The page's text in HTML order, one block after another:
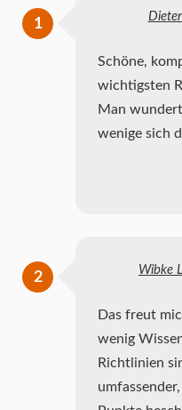
Schöne,
wichtigsten
Man
wenige sich
Wibke
Das freut
wenig
Richtlinien